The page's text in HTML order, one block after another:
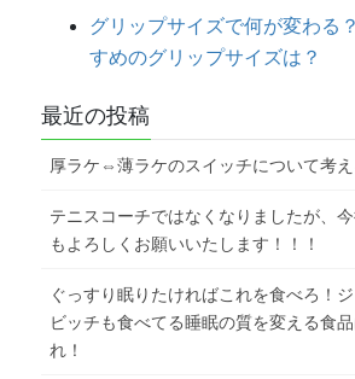
グリップサイズで何が変わる
すめのグリップサイズは？
最近の投稿
厚ラケ⇔薄ラケのスイッチについて考え
テニスコーチではなくなりましたが、今
もよろしくお願いいたします！！！
ぐっすり眠りたければこれを食べろ！
ビッチも食べてる睡眠の質を変える食品
れ！